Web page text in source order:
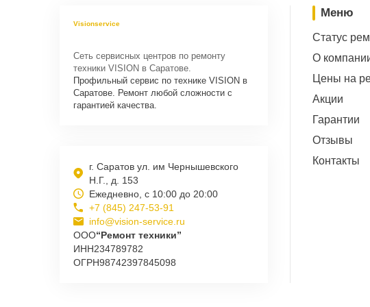
Visionservice
Сеть сервисных центров по ремонту
техники VISION в Саратове.
Профильный сервис по технике VISION в
Саратове. Ремонт любой сложности с
гарантией качества.
г. Саратов ул. им Чернышевского
Н.Г., д. 153
Ежедневно, с 10:00 до 20:00
+7 (845) 247-53-91
info@vision-service.ru
ООО“Ремонт техники”
ИНН234789782
ОГРН98742397845098
Меню
Статус
О
Цены на
Акции
Гарантии
Отзывы
Контакты